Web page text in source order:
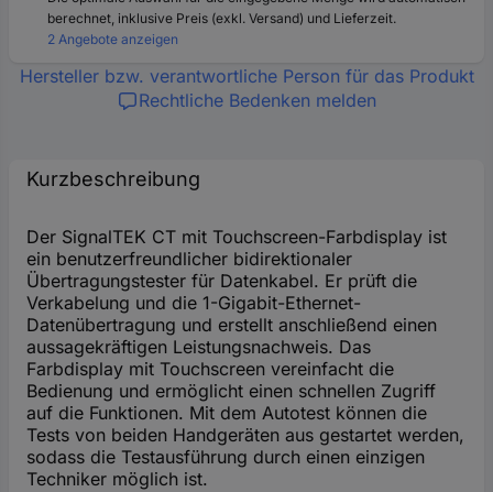
berechnet, inklusive Preis (exkl. Versand) und Lieferzeit.
2 Angebote anzeigen
Hersteller bzw. verantwortliche Person für das Produkt
Rechtliche Bedenken melden
Kurzbeschreibung
Der SignalTEK CT mit Touchscreen-Farbdisplay ist
ein benutzerfreundlicher bidirektionaler
Übertragungstester für Datenkabel. Er prüft die
Verkabelung und die 1-Gigabit-Ethernet-
Datenübertragung und erstellt anschließend einen
aussagekräftigen Leistungsnachweis. Das
Farbdisplay mit Touchscreen vereinfacht die
Bedienung und ermöglicht einen schnellen Zugriff
auf die Funktionen. Mit dem Autotest können die
Tests von beiden Handgeräten aus gestartet werden,
sodass die Testausführung durch einen einzigen
Techniker möglich ist.